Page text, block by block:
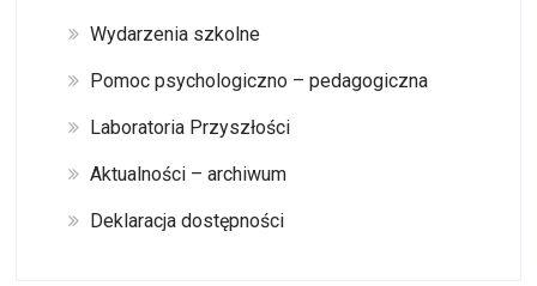
Wydarzenia szkolne
Pomoc psychologiczno – pedagogiczna
Laboratoria Przyszłości
Aktualności – archiwum
Deklaracja dostępności